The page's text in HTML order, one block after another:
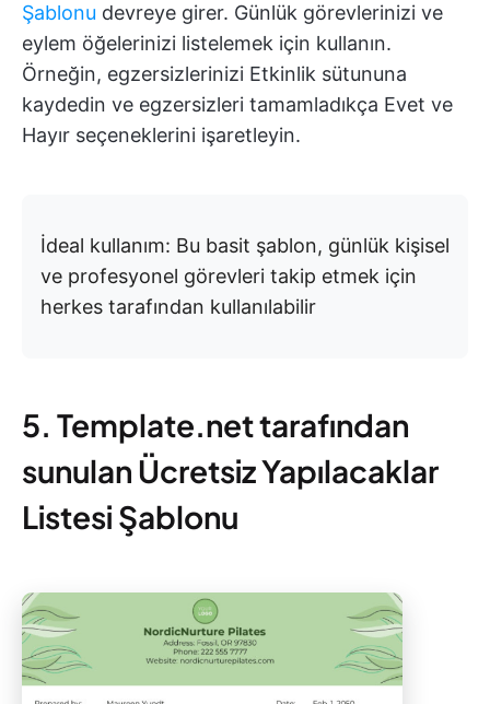
Şablonu devreye girer. Günlük görevlerinizi ve
eylem öğelerinizi listelemek için kullanın.
Örneğin, egzersizlerinizi Etkinlik sütununa
kaydedin ve egzersizleri tamamladıkça Evet ve
Hayır seçeneklerini işaretleyin.
İdeal kullanım: Bu basit şablon, günlük kişisel
ve profesyonel görevleri takip etmek için
herkes tarafından kullanılabilir
5. Template.net tarafından
sunulan Ücretsiz Yapılacaklar
Listesi Şablonu